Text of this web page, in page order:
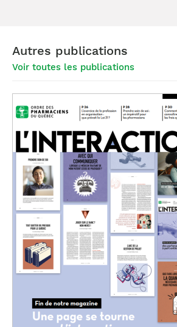
Autres publications
Voir toutes les publications